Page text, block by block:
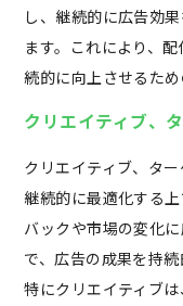
し、継続的に広告効
ます。これにより、
続的に向上させるため
クリエイティブ、
クリエイティブ、タ
継続的に最適化する
バックや市場の変化
で、広告の成果を持続
特にクリエイティブ